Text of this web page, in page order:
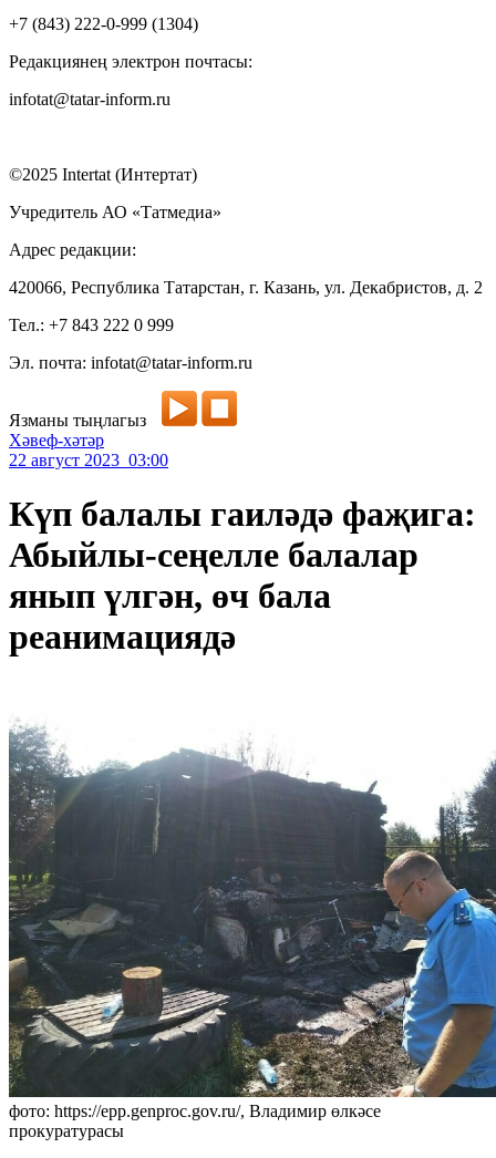
+7 (843) 222-0-999 (1304)
Редакциянең электрон почтасы:
infotat@tatar-inform.ru
©2025 Intertat (Интертат)
Учредитель АО «Татмедиа»
Адрес редакции:
420066, Республика Татарстан, г. Казань, ул. Декабристов, д. 2
Тел.: +7 843 222 0 999
Эл. почта: infotat@tatar-inform.ru
Язманы тыңлагыз
Хәвеф-хәтәр
22 август 2023 03:00
Күп балалы гаиләдә фаҗига:
Абыйлы-сеңелле балалар
янып үлгән, өч бала
реанимациядә
фото: https://epp.genproc.gov.ru/, Владимир өлкәсе
прокуратурасы